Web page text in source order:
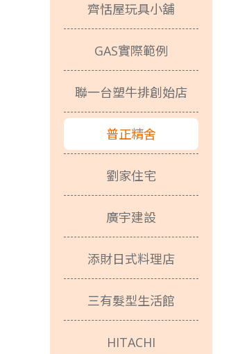
齊恬屋玩具小舖
GAS實際範例
聯一台塑牛排創始店
普正精舍
劉家住宅
廣宇建設
添財日式料理店
三有髮型生活館
HITACHI